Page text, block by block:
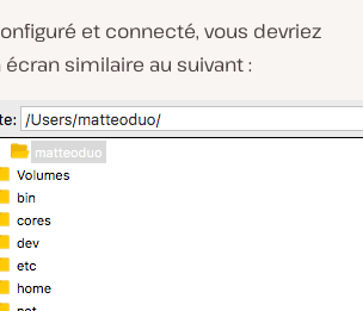
et connecté, vous devriez
similaire au suivant :